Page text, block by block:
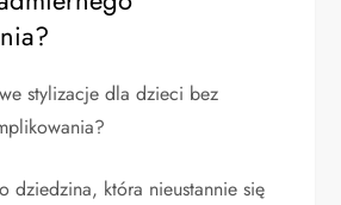
stylizacje dla dzieci bez
dziedzina, która nieustannie się